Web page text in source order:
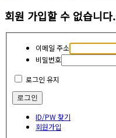
회원 가입할 수 없습니다.
이메일 주소
비밀번호
로그인 유지
ID/PW 찾기
회원가입